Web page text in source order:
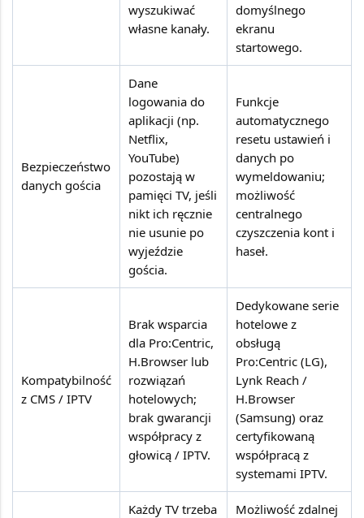
wyszukiwać
własne kanały.
domyślnego
ekranu
startowego.
Bezpieczeństwo
danych gościa
Dane
logowania do
aplikacji (np.
Netflix,
YouTube)
pozostają w
pamięci TV, jeśli
nikt ich ręcznie
nie usunie po
wyjeździe
gościa.
Funkcje
automatycznego
resetu ustawień i
danych po
wymeldowaniu;
możliwość
centralnego
czyszczenia kont i
haseł.
Kompatybilność
z CMS / IPTV
Brak wsparcia
dla Pro:Centric,
H.Browser lub
rozwiązań
hotelowych;
brak gwarancji
współpracy z
głowicą / IPTV.
Dedykowane serie
hotelowe z
obsługą
Pro:Centric (LG),
Lynk Reach /
H.Browser
(Samsung) oraz
certyfikowaną
współpracą z
systemami IPTV.
Każdy TV trzeba
Możliwość zdalnej